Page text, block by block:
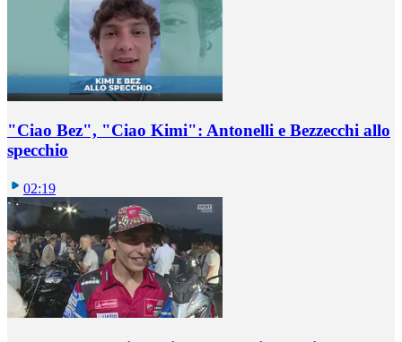
"Ciao Bez", "Ciao Kimi": Antonelli e Bezzecchi allo
specchio
02:19